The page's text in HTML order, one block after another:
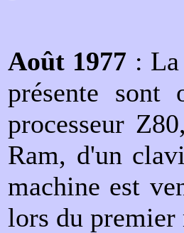
Août 1977 :
présente sont
processeur
Ram, d'un
machine est
lors du premier